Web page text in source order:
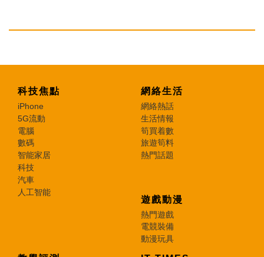
科技焦點
iPhone
5G流動
電腦
數碼
智能家居
科技
汽車
人工智能
網絡生活
網絡熱話
生活情報
筍買着數
旅遊筍料
熱門話題
遊戲動漫
熱門遊戲
電競裝備
動漫玩具